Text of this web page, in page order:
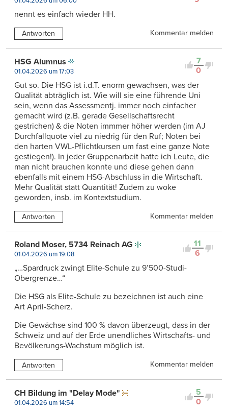
nennt es einfach wieder HH.
Antworten Kommentar melden
7
0
HSG Alumnus
01.04.2026 um 17:03
Gut so. Die HSG ist i.d.T. enorm gewachsen, was der
Qualität abträglich ist. Wie will sie eine führende Uni
sein, wenn das Assessmentj. immer noch einfacher
gemacht wird (z.B. gerade Gesellschaftsrecht
gestrichen) & die Noten immmer höher werden (im AJ
Durchfallquote viel zu niedrig für den Ruf; Noten bei
den harten VWL-Pflichtkursen um fast eine ganze Note
gestiegen!). In jeder Gruppenarbeit hatte ich Leute, die
man nicht brauchen konnte und diese gehen dann
ebenfalls mit einem HSG-Abschluss in die Wirtschaft.
Mehr Qualität statt Quantität! Zudem zu woke
geworden, insb. im Kontextstudium.
Antworten Kommentar melden
11
6
Roland Moser, 5734 Reinach AG
01.04.2026 um 19:08
„…Spardruck zwingt Elite-Schule zu 9’500-Studi-
Obergrenze…“
Die HSG als Elite-Schule zu bezeichnen ist auch eine
Art April-Scherz.
Die Gewächse sind 100 % davon überzeugt, dass in der
Schweiz und auf der Erde unendliches Wirtschafts- und
Bevölkerungs-Wachstum möglich ist.
Antworten Kommentar melden
5
0
CH Bildung im "Delay Mode"
01.04.2026 um 14:54